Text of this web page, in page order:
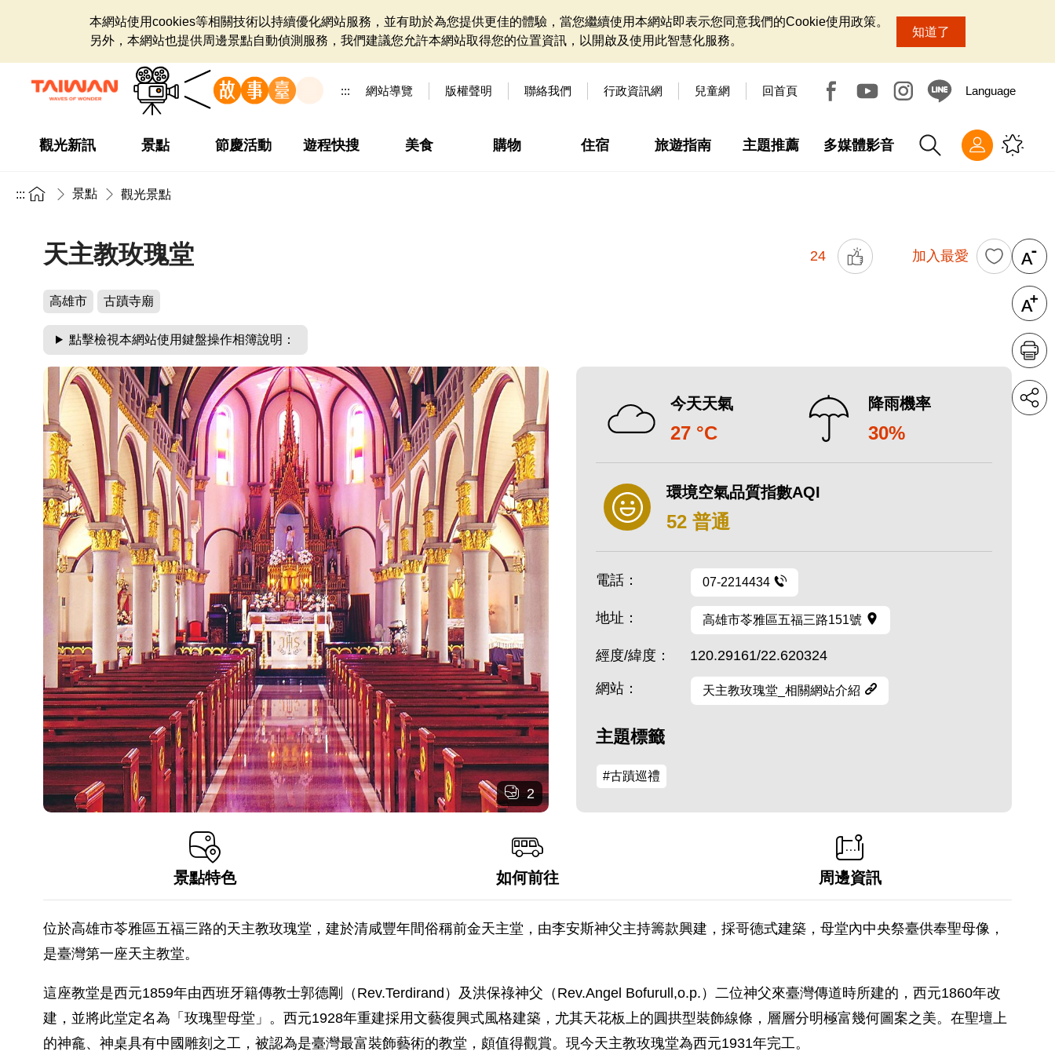
本網站使用cookies等相關技術以持續優化網站服務，並有助於為您提供更佳的體驗，當您繼續使用本網站即表示您同意我們的Cookie使用政策。
另外，本網站也提供周邊景點自動偵測服務，我們建議您允許本網站取得您的位置資訊，以開啟及使用此智慧化服務。
知道了
::: 網站導覽 版權聲明 聯絡我們 行政資訊網 兒童網 回首頁 Language
觀光新訊 景點 節慶活動 遊程快搜 美食 購物 住宿 旅遊指南 主題推薦 多媒體影音
::: 景點 觀光景點
天主教玫瑰堂 24 加入最愛
高雄市 古蹟寺廟
點擊檢視本網站使用鍵盤操作相簿說明：
2
今天天氣
27 °C
降雨機率
30%
環境空氣品質指數AQI
52 普通
電話： 07-2214434
地址： 高雄市苓雅區五福三路151號
經度/緯度： 120.29161/22.620324
網站： 天主教玫瑰堂_相關網站介紹
主題標籤
#古蹟巡禮
景點特色 如何前往 周邊資訊
位於高雄市苓雅區五福三路的天主教玫瑰堂，建於清咸豐年間俗稱前金天主堂，由李安斯神父主持籌款興建，採哥德式建築，母堂內中央祭臺供奉聖母像，
是臺灣第一座天主教堂。
這座教堂是西元1859年由西班牙籍傳教士郭德剛（Rev.Terdirand）及洪保祿神父（Rev.Angel Bofurull,o.p.）二位神父來臺灣傳道時所建的，西元1860年改
建，並將此堂定名為「玫瑰聖母堂」。西元1928年重建採用文藝復興式風格建築，尤其天花板上的圓拱型裝飾線條，層層分明極富幾何圖案之美。在聖壇上
的神龕、神桌具有中國雕刻之工，被認為是臺灣最富裝飾藝術的教堂，頗值得觀賞。現今天主教玫瑰堂為西元1931年完工。